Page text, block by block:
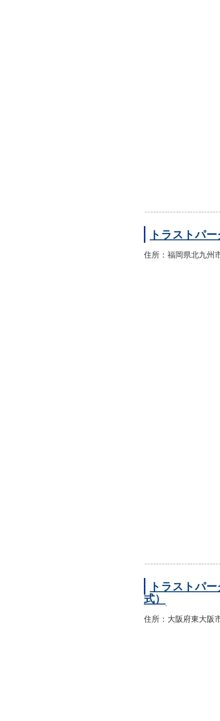
トラストパ
住所：福岡県北九州
トラストパ
式）
住所：大阪府東大阪